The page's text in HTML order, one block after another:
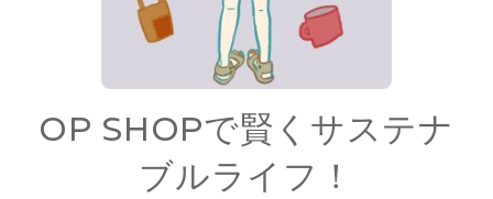
OP SHOPで賢くサステナ
ブルライフ！